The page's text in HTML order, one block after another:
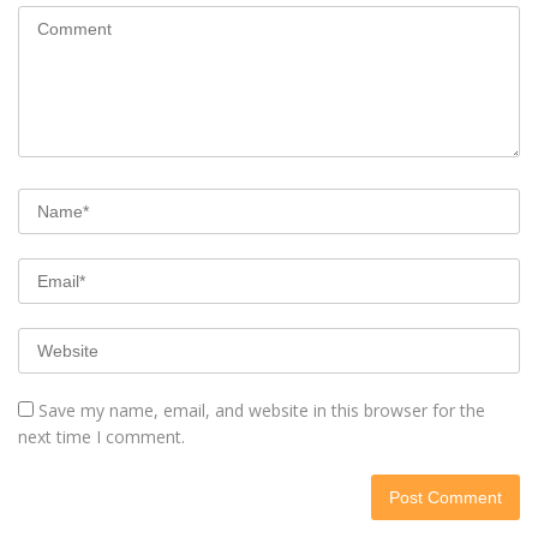
Save my name, email, and website in this browser for the
next time I comment.